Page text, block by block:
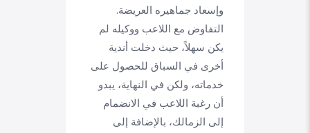
وإسعاد جماهيره العريضة.
التفاوض مع اللاعب ووكيله لم
يكن سهلاً، حيث دخلت أندية
أخرى في السباق للحصول على
خدماته، ولكن في النهاية، يبدو
أن رغبة اللاعب في الانضمام
إلى الزمالك، بالإضافة إلى